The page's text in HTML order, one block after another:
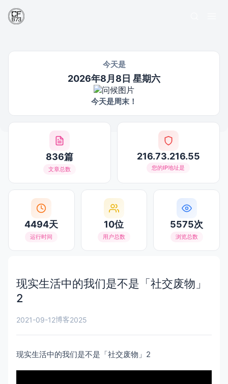
今天是
2026年8月8日 星期六
今天是周末！
836篇
文章总数
216.73.216.55
您的IP地址是
4494天
运行时间
10位
用户总数
5575次
浏览总数
现实生活中的我们是不是「社交废物」
2
2021-09-12博客2025
现实生活中的我们是不是「社交废物」2